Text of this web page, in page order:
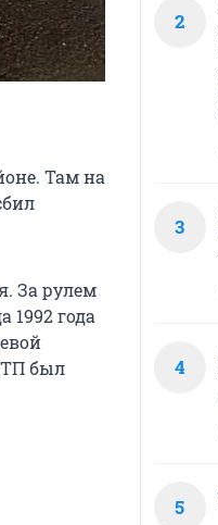
Там на
За рулем
1992 года
был
2
3
4
5